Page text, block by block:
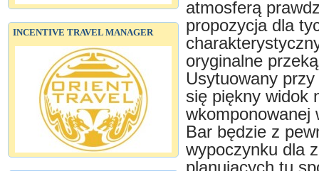
INCENTIVE TRAVEL MANAGER
atmosferą
propozycja dla
oryginalne
Usytuowany
się piękny widok
wkomponowanej
Bar będzie z
wypoczynku dla